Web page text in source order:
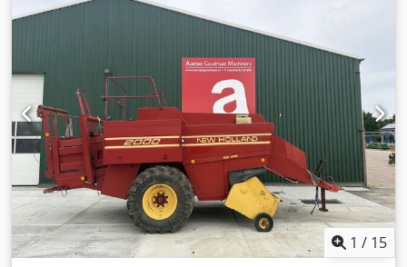
1 / 15